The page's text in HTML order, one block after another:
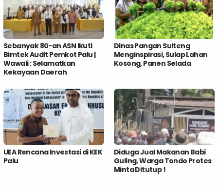
Sebanyak 80-an ASN Ikuti
Bimtek Audit Pemkot Palu |
Wawali : Selamatkan
Kekayaan Daerah
Dinas Pangan Sulteng
Menginspirasi, Sulap Lahan
Kosong, Panen Selada
UEA Rencana Investasi di KEK
Palu
Diduga Jual Makanan Babi
Guling, Warga Tondo Protes
Minta Ditutup !